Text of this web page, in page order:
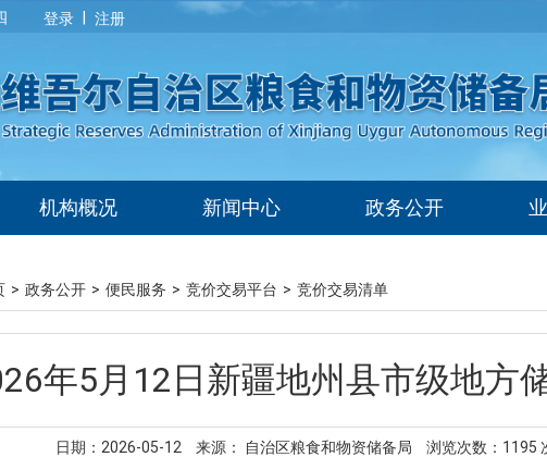
登录 注册
机构概况 新闻中心 政务公开
> 政务公开 > 便民服务 > 竞价交易平台 > 竞价交易清单
年5月12日新疆地州县市级地方
日期：2026-05-12 来源： 自治区粮食和物资储备局 浏览次数： 1195